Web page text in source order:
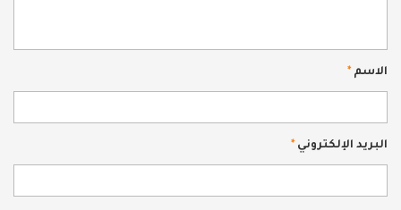
الاسم*
البريد الإلكتروني*